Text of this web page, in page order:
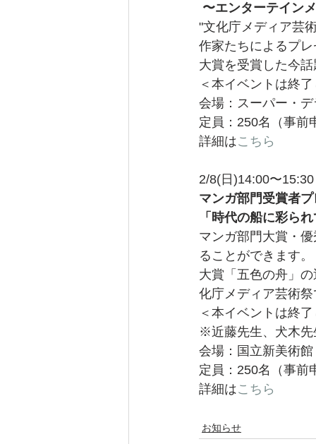
〜エンターテイン
"文化庁メディア芸
作家たちによるプ
大賞を受賞した今
＜本イベントは終
会場：スーパー・
定員：250名（事前
詳細はこちら
2/8(日)14:00〜15:30
マンガ部門受賞者
「時代の船に彩ら
マンガ部門大賞・
ることができます。
大賞「五色の舟」
化庁メディア芸術
＜本イベントは終
※近藤先生、犬木先
会場：国立新美術
定員：250名（事前
詳細はこちら
お知らせ